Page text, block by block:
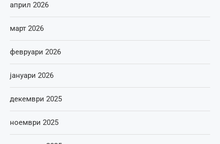
април 2026
март 2026
февруари 2026
јануари 2026
декември 2025
ноември 2025